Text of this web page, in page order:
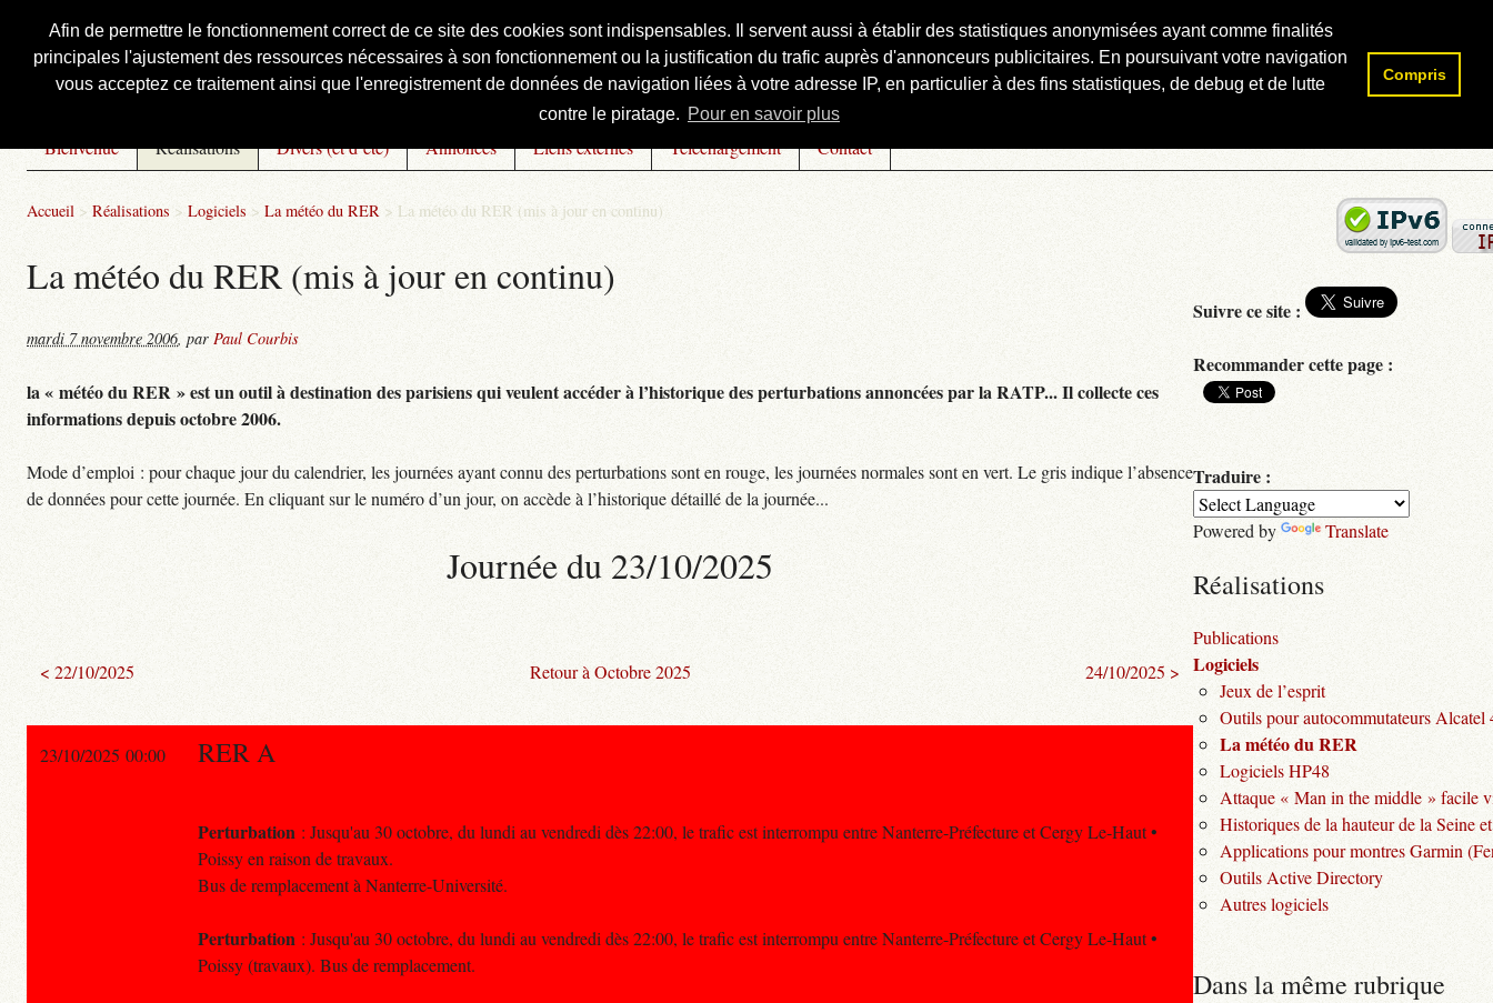
Afin de permettre le fonctionnement correct de ce site des cookies sont indispensables. Il servent aussi à établir des statistiques anonymisées ayant comme finalités
principales l'ajustement des ressources nécessaires à son fonctionnement ou la justification du trafic auprès d'annonceurs publicitaires. En poursuivant votre navigation
vous acceptez ce traitement ainsi que l'enregistrement de données de navigation liées à votre adresse IP, en particulier à des fins statistiques, de debug et de lutte
contre le piratage. Pour en savoir plus
Compris
Courbis, « LE » Blog Officiel
Bienvenue Réalisations Divers (et d’été) Annonces Liens externes Téléchargement Contact
Accueil > Réalisations > Logiciels > La météo du RER > La météo du RER (mis à jour en continu)
La météo du RER (mis à jour en continu)
mardi 7 novembre 2006, par Paul Courbis
la « météo du RER » est un outil à destination des parisiens qui veulent accéder à l’historique des perturbations annoncées par la RATP... Il collecte ces
informations depuis octobre 2006.
Mode d’emploi : pour chaque jour du calendrier, les journées ayant connu des perturbations sont en rouge, les journées normales sont en vert. Le gris indique l’absence
de données pour cette journée. En cliquant sur le numéro d’un jour, on accède à l’historique détaillé de la journée...
Journée du 23/10/2025
< 22/10/2025 Retour à Octobre 2025 24/10/2025 >
23/10/2025 00:00 RER A
Perturbation : Jusqu'au 30 octobre, du lundi au vendredi dès 22:00, le trafic est interrompu entre Nanterre-Préfecture et Cergy Le-Haut •
Poissy en raison de travaux.
Bus de remplacement à Nanterre-Université.
Perturbation : Jusqu'au 30 octobre, du lundi au vendredi dès 22:00, le trafic est interrompu entre Nanterre-Préfecture et Cergy Le-Haut •
Poissy (travaux). Bus de remplacement.
Rechercher :
Suivre ce site :
Recommander cette page :
Traduire :
Powered by Translate
Réalisations
Publications
Logiciels
Jeux de l’esprit
Outils pour autocommutateurs Alcatel
La météo du RER
Logiciels HP48
Attaque « Man in the middle » facile
Historiques de la hauteur de la Seine
Applications pour montres Garmin
Outils Active Directory
Autres logiciels
Dans la même rubrique